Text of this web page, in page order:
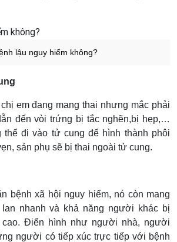
lậu nguy hiểm không?
em đang mang thai nhưng mắc phải
đến vòi trứng bị tắc nghẽn,bị hẹp,…
thể đi vào tử cung để hình thành phôi
sản phụ sẽ bị thai ngoài tử cung.
bệnh xã hội nguy hiểm, nó còn mang
nhanh và khả năng người khác bị
cao. Điển hình như người nhà, người
người có tiếp xúc trực tiếp với bệnh